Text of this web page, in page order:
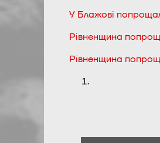
У Блажові
Рівненщина
Рівненщина